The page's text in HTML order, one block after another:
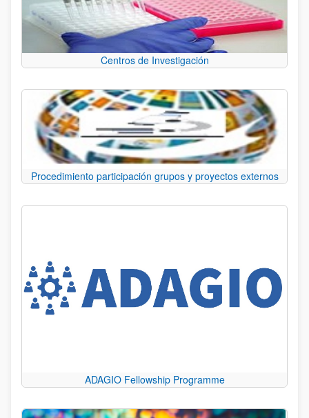
Centros de Investigación
Procedimiento participación grupos y proyectos externos
ADAGIO Fellowship Programme